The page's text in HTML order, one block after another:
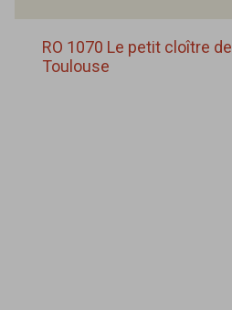
RO 1070 Le petit cloître
Toulouse